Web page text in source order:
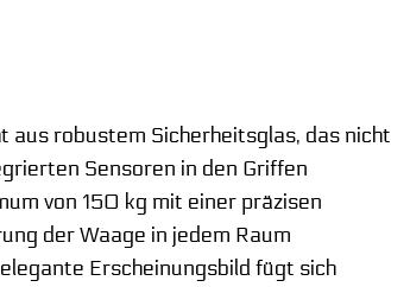
aus robustem Sicherheitsglas, das nicht
Sensoren in den Griffen
von 150 kg mit einer präzisen
der Waage in jedem Raum
Erscheinungsbild fügt sich